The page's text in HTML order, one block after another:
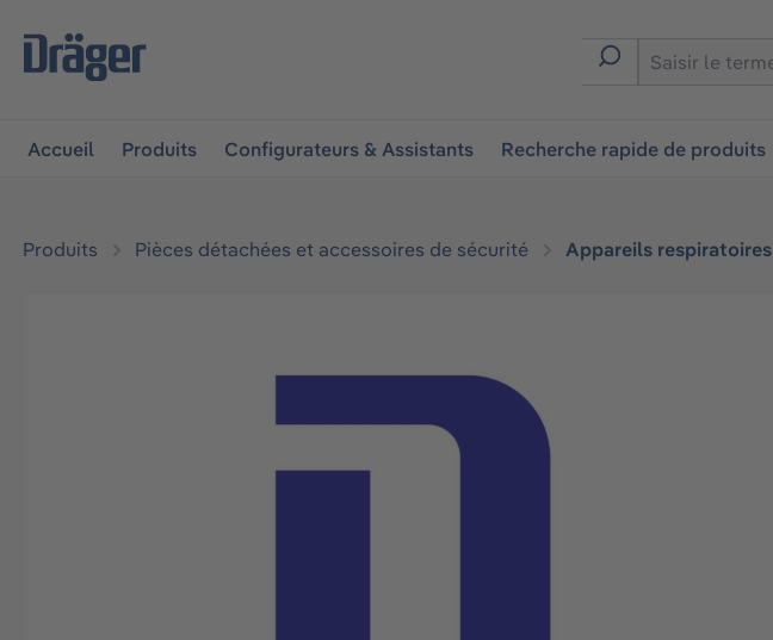
à la navigation principale
Accueil Produits Configurateurs & Assistants Recherche rapide de produits
Produits Pièces détachées et accessoires de sécurité Appareils respiratoires